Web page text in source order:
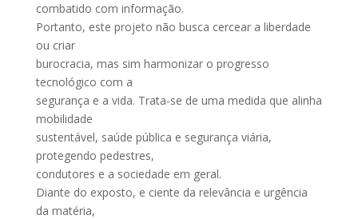
combatido com informação.
Portanto, este projeto não busca cercear a liberdade
ou criar
burocracia, mas sim harmonizar o progresso
tecnológico com a
segurança e a vida. Trata-se de uma medida que alinha
mobilidade
sustentável, saúde pública e segurança viária,
protegendo pedestres,
condutores e a sociedade em geral.
Diante do exposto, e ciente da relevância e urgência
da matéria,